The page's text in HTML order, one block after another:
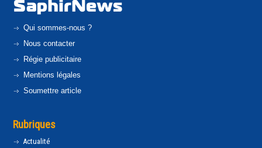
Qui sommes-nous ?
Nous contacter
Régie publicitaire
Mentions légales
Soumettre article
Rubriques
Actualité